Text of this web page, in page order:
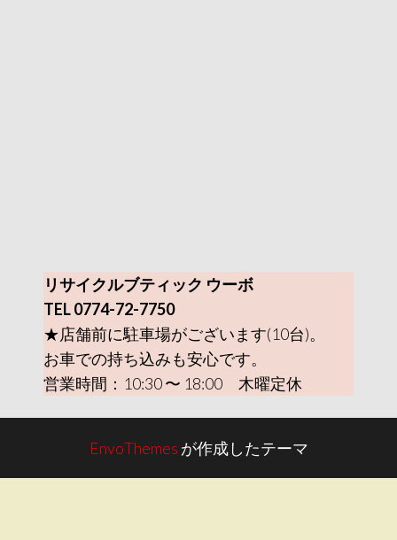
リサイクルブティック ウーボ
TEL 0774-72-7750
★店舗前に駐車場がございます(10台)。
お車での持ち込みも安心です。
営業時間：10:30 〜 18:00 木曜定休
EnvoThemes が作成したテーマ